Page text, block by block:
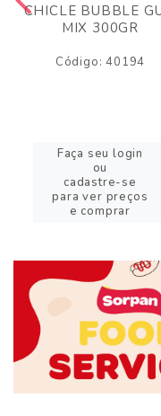
CHICLE BUBBLE
MIX 300GR
Código: 40194
Faça seu login
ou
cadastre-se
para ver preços
e comprar